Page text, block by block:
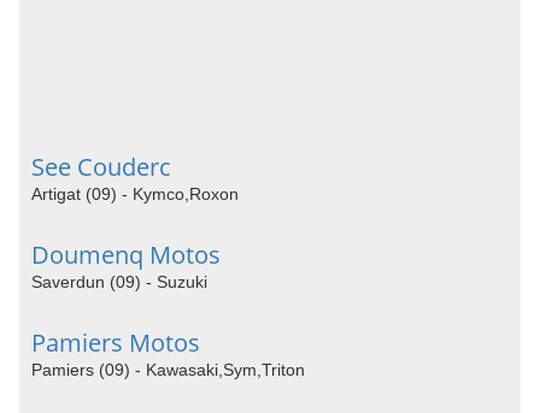
See Couderc
Artigat (09) - Kymco,Roxon
Doumenq Motos
Saverdun (09) - Suzuki
Pamiers Motos
Pamiers (09) - Kawasaki,Sym,Triton